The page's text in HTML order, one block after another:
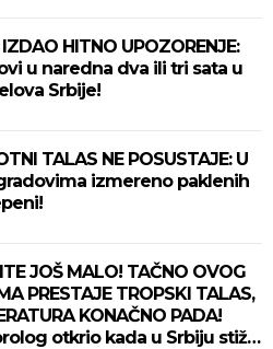
HITNO UPOZORENJE:
u naredna dva ili tri sata u
Srbije!
TALAS NE POSUSTAJE: U
izmereno paklenih
JOŠ MALO! TAČNO OVOG
PRESTAJE TROPSKI TALAS,
KONAČNO PADA!
otkrio kada u Srbiju stiže